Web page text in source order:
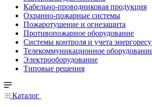
Кабельно-проводниковая продукция
Охранно-пожарные системы
Пожаротушение и огнезащита
Противопожарное оборудование
Системы контроля и учета
Телекоммуникационное
Электрооборудование
Типовые решения
Каталог